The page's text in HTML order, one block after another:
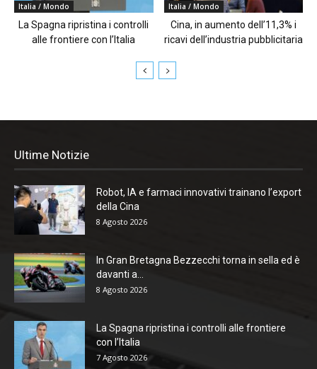
Italia / Mondo
La Spagna ripristina i controlli
alle frontiere con l’Italia
Italia / Mondo
Cina, in aumento dell’11,3% i
ricavi dell’industria pubblicitaria
Ultime Notizie
Robot, IA e farmaci innovativi trainano l’export
della Cina
8 Agosto 2026
In Gran Bretagna Bezzecchi torna in sella ed è
davanti a...
8 Agosto 2026
La Spagna ripristina i controlli alle frontiere
con l’Italia
7 Agosto 2026